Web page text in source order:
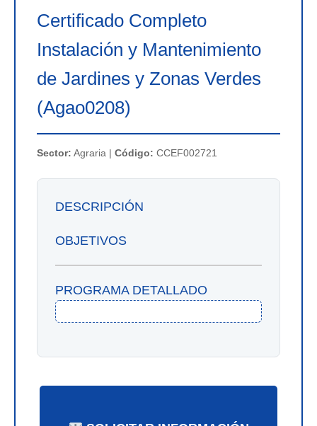
Certificado Completo
Instalación y Mantenimiento
de Jardines y Zonas Verdes
(Agao0208)
Sector: Agraria | Código: CCEF002721
DESCRIPCIÓN
OBJETIVOS
PROGRAMA DETALLADO